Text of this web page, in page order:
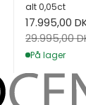
alt 0,05ct
Salgspris
17.995,00
Normalpris
29.995,00
På lager